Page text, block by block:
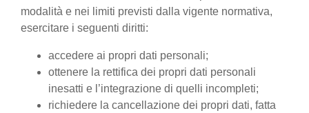
modalità e nei limiti previsti dalla vigente normativa,
esercitare i seguenti diritti:
accedere ai propri dati personali;
ottenere la rettifica dei propri dati personali
inesatti e l’integrazione di quelli incompleti;
richiedere la cancellazione dei propri dati, fatta